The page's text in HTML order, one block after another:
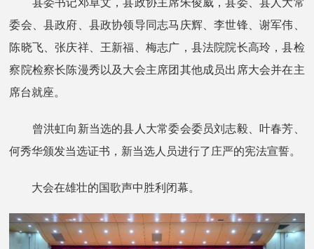
委会、县政府、县政协领导同志马庆辉、李世锋、谢军伟、
陈晓飞、张庆祥、王新福、梅志广，县法院院长高玲，县检
察院检察长陈漫秀以及大会主席团其他成员出席大会并在主
席台就座。
曾洪虹向新当选的县人大常委会委员刘志毅、叶春芳、
何秀华颁发当选证书，新当选人员进行了庄严的宪法宣誓。
大会在雄壮的国歌声中胜利闭幕。